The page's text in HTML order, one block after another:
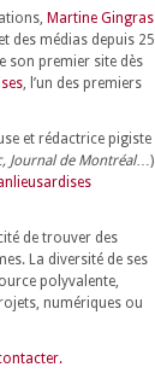
Martine Gingras
des médias depuis 25
son premier site dès
, l’un des premiers
et rédactrice pigiste
Journal de Montréal…)
de trouver des
La diversité de ses
polyvalente,
numériques ou